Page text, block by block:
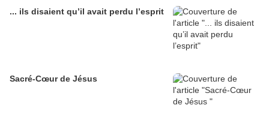
... ils disaient qu’il avait perdu l’esprit
Sacré-Cœur de Jésus